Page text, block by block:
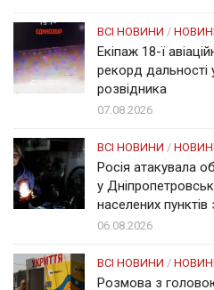
ВСІ НОВИНИ /
Екіпаж 18-ї
рекорд
розвідника
07.08.2026
ВСІ НОВИНИ /
Росія атакувала
у
населених
06.08.2026
ВСІ НОВИНИ /
Розмова з